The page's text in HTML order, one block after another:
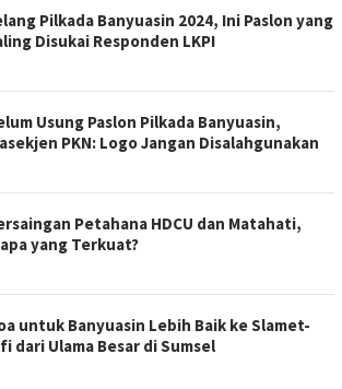
Pilkada Banyuasin 2024, Ini Paslon yang
Disukai Responden LKPI
Usung Paslon Pilkada Banyuasin,
PKN: Logo Jangan Disalahgunakan
Petahana HDCU dan Matahati,
yang Terkuat?
untuk Banyuasin Lebih Baik ke Slamet-
dari Ulama Besar di Sumsel